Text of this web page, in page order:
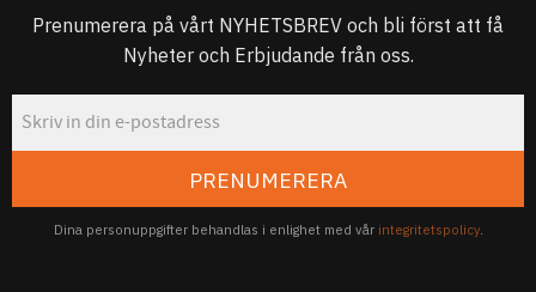
Prenumerera på vårt NYHETSBREV och bli först att få
Nyheter och Erbjudande från oss.
PRENUMERERA
Dina personuppgifter behandlas i enlighet med vår integritetspolicy.